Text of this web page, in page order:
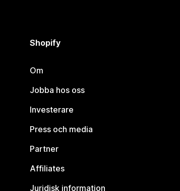
Shopify
Om
Jobba hos oss
Investerare
Press och media
Partner
Affiliates
Juridisk information